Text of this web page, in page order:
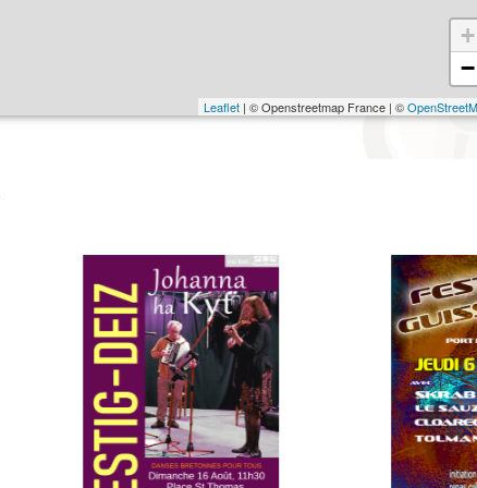
+
−
Leaflet| © Openstreetmap France | ©